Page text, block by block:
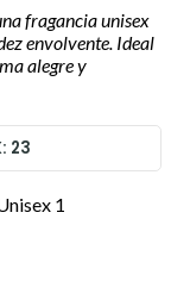
fragancia unisex
envolvente. Ideal
alegre y
23